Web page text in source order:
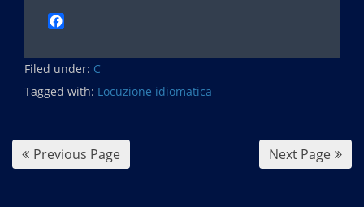
c
e
b
Filed under: C
Tagged with: Locuzione idiomatica
Previous Page Next Page